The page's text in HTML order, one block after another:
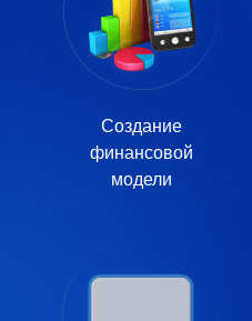
Создание
финансовой
модели